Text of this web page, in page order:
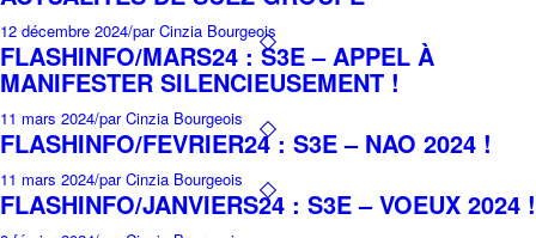
12 décembre 2024/par Cinzia Bourgeois
FLASHINFO/MARS24 : S3E – APPEL À
MANIFESTER SILENCIEUSEMENT !
11 mars 2024/par Cinzia Bourgeois
FLASHINFO/FEVRIER24 : S3E – NAO 2024 !
11 mars 2024/par Cinzia Bourgeois
FLASHINFO/JANVIERS24 : S3E – VOEUX 2024 !